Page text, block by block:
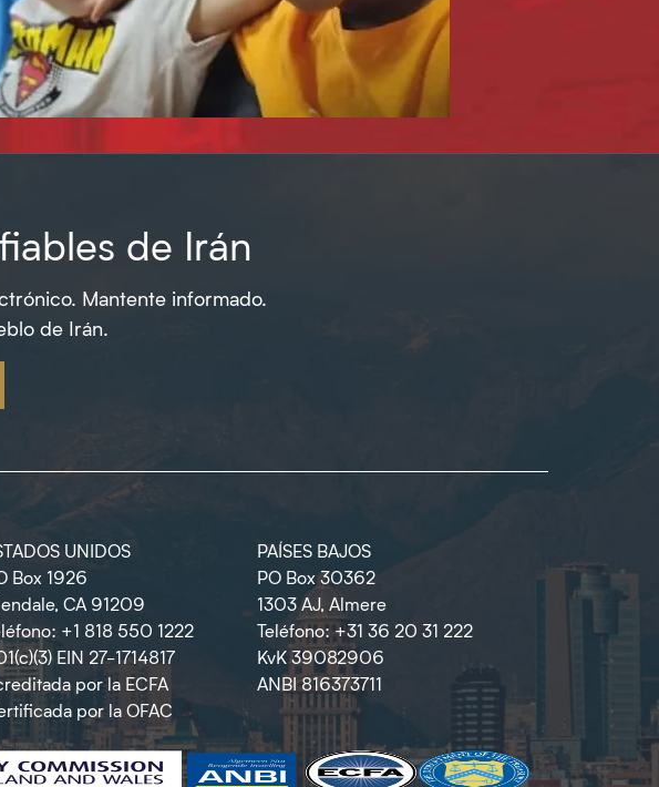
de Irán
Mantente informado.
de Irán.
UNIDOS
Box 1926
CA 91209
+1 818 550 1222
EIN 27-1714817
por la ECFA
por la OFAC
PAÍSES BAJOS
PO Box 30362
1303 AJ, Almere
Teléfono: +31 36 20 31 222
KvK 39082906
ANBI 816373711